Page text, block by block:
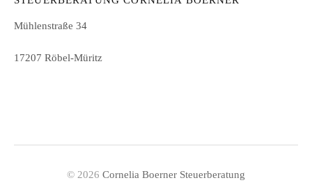
Mühlenstraße 34
17207 Röbel-Müritz
© 2026 Cornelia Boerner Steuerberatung